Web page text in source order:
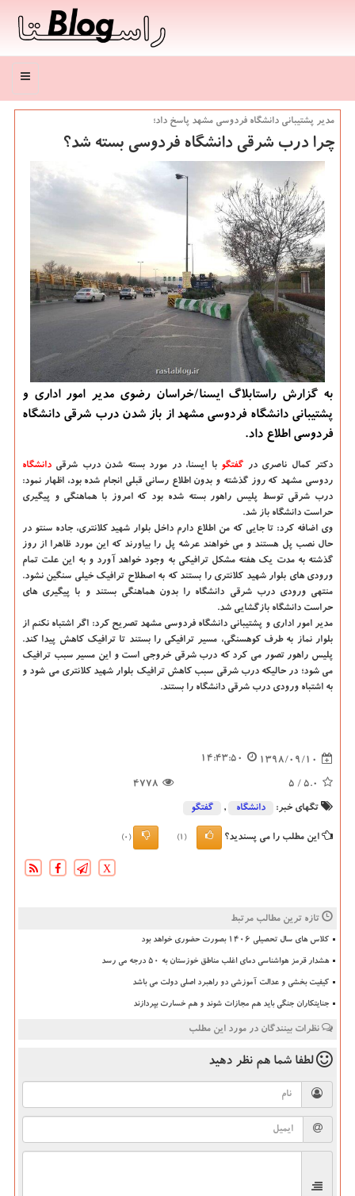
منو
مدیر پشتیبانی دانشگاه فردوسی مشهد پاسخ داد؛
چرا درب شرقی دانشگاه فردوسی بسته شد؟
به گزارش راستابلاگ ایسنا/خراسان رضوی مدیر امور اداری و
پشتیبانی دانشگاه فردوسی مشهد از باز شدن درب شرقی دانشگاه
فردوسی اطلاع داد.
دكتر كمال ناصری در گفتگو با ایسنا، در مورد بسته شدن درب شرقی دانشگاه‌
ردوسی مشهد كه روز گذشته و بدون اطلاع رسانی قبلی انجام شده بود، اظهار نمود:
درب شرقی توسط پلیس راهور بسته شده بود كه امروز با هماهنگی و پیگیری
حراست دانشگاه باز شد.
وی اضافه كرد: تا جایی كه من اطلاع دارم داخل بلوار شهید كلانتری، جاده سنتو در
حال نصب پل هستند و می خواهند عرشه پل را بیاورند كه این مورد ظاهرا از روز
گذشته به مدت یك هفته مشكل ترافیكی به وجود خواهد آورد و به این علت تمام
ورودی های بلوار شهید كلانتری را بستند كه به اصطلاح ترافیك خیلی سنگین نشود.
منتهی ورودی درب شرقی دانشگاه را بدون هماهنگی بستند و با پیگیری های
حراست دانشگاه بازگشایی شد.
مدیر امور اداری و پشتیبانی دانشگاه فردوسی مشهد تصریح كرد: اگر اشتباه نكنم از
بلوار نماز به طرف كوهسنگی، مسیر ترافیكی را بستند تا ترافیك كاهش پیدا كند.
پلیس راهور تصور می كرد كه درب شرقی خروجی است و این مسیر سبب ترافیك
می شود؛ در حالیكه درب شرقی سبب كاهش ترافیك بلوار شهید كلانتری می شود و
به اشتباه ورودی درب شرقی دانشگاه را بستند.
1398/09/10
14:43:50
5.0
/ 5
4778
تگهای خبر: دانشگاه‌ , گفتگو
این مطلب را می پسندید؟ (1)
(0)
X
تازه ترین مطالب مرتبط
کلاس های سال تحصیلی ۱۴۰۶ بصورت حضوری خواهد بود
هشدار قرمز هواشناسی دمای اغلب مناطق خوزستان به ۵۰ درجه می رسد
کیفیت بخشی و عدالت آموزشی دو راهبرد اصلی دولت می باشد
جنایتکاران جنگی باید هم مجازات شوند و هم خسارت بپردازند
نظرات بینندگان در مورد این مطلب
لطفا شما هم نظر دهید